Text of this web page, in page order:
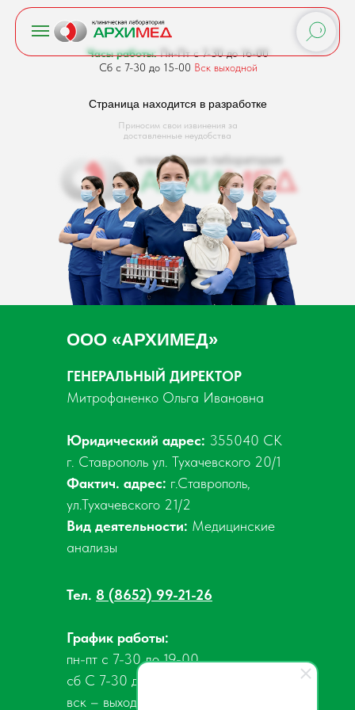
Часы работы:Пн-Пт с 7-30 до 16-00
Сб с 7-30 до 15-00 Вск выходной
Страница находится в разработке
Приносим свои извинения за
доставленные неудобства
ГЕНЕРАЛЬНЫЙ ДИРЕКТОР
Митрофаненко Ольга Ивановна
Юридический адрес: 355040 СК
г. Ставрополь ул. Тухачевского 20/1
Фактич. адрес: г.Ставрополь,
ул.Тухачевского 21/2
Вид деятельности: Медицинские
анализы
Тел. 8 (8652) 99-21-26
График работы:
пн-пт с 7-30 до 19-00
сб С 7-30 до 15-00
вск – выходной
ООО «АРХИМЕД»